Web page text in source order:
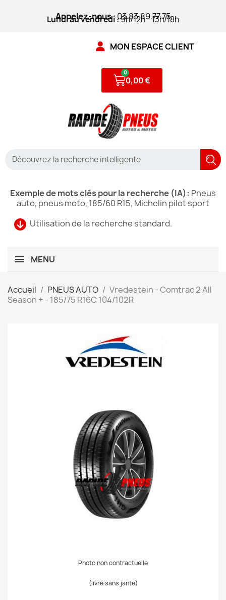
Appelez-nous: 03.83.89.77.75
Lundi au vendredi :9h/12h - 13h/18h
MON ESPACE CLIENT
0,00 €
Utilisation de la recherche standard.
Exemple de mots clés pour la recherche (IA): Pneus
auto, pneus moto, 185/60 R15, Michelin pilot sport
MENU
Accueil PNEUS AUTO
Vredestein - Comtrac 2 All
Season + - 185/75 R16C 104/102R
Photo non contractuelle
(livré sans jante)